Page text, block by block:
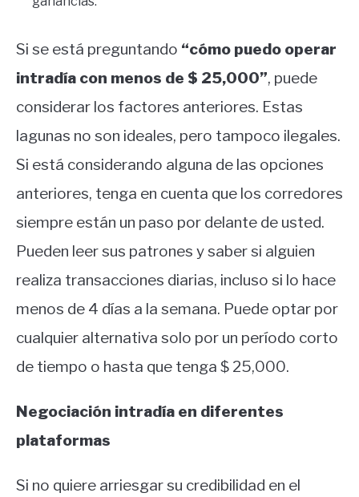
Si se está preguntando “cómo puedo operar
intradía con menos de $ 25,000”, puede
considerar los factores anteriores. Estas
lagunas no son ideales, pero tampoco ilegales.
Si está considerando alguna de las opciones
anteriores, tenga en cuenta que los corredores
siempre están un paso por delante de usted.
Pueden leer sus patrones y saber si alguien
realiza transacciones diarias, incluso si lo hace
menos de 4 días a la semana. Puede optar por
cualquier alternativa solo por un período corto
de tiempo o hasta que tenga $ 25,000.
Negociación intradía en diferentes
plataformas
Si no quiere arriesgar su credibilidad en el